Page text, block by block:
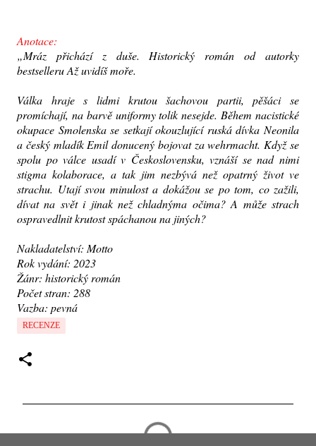
Anotace:
„Mráz přichází z duše. Historický román od autorky
bestselleru Až uvidíš moře.
Válka hraje s lidmi krutou šachovou partii, pěšáci se
promíchají, na barvě uniformy tolik nesejde. Během nacistické
okupace Smolenska se setkají okouzlující ruská dívka Neonila
a český mladík Emil donucený bojovat za wehrmacht. Když se
spolu po válce usadí v Československu, vznáší se nad nimi
stigma kolaborace, a tak jim nezbývá než opatrný život ve
strachu. Utají svou minulost a dokážou se po tom, co zažili,
dívat na svět i jinak než chladnýma očima? A může strach
ospravedlnit krutost spáchanou na jiných?
Nakladatelství: Motto
Rok vydání: 2023
Žánr: historický román
Počet stran: 288
Vazba: pevná
RECENZE